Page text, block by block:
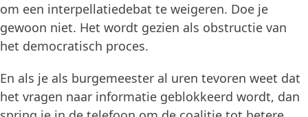
om een interpellatiedebat te weigeren. Doe je
gewoon niet. Het wordt gezien als obstructie van
het democratisch proces.
En als je als burgemeester al uren tevoren weet dat
het vragen naar informatie geblokkeerd wordt, dan